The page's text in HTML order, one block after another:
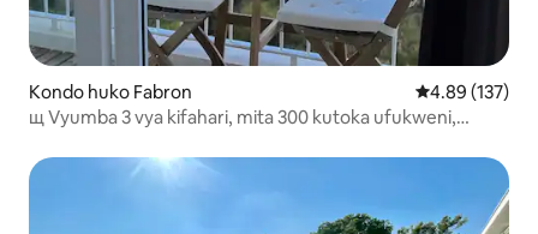
Kondo huko Fabron Ukadiriaji wa
4.89 (137)
щ Vyumba 3 vya kifahari, mita 300 kutoka ufukweni,